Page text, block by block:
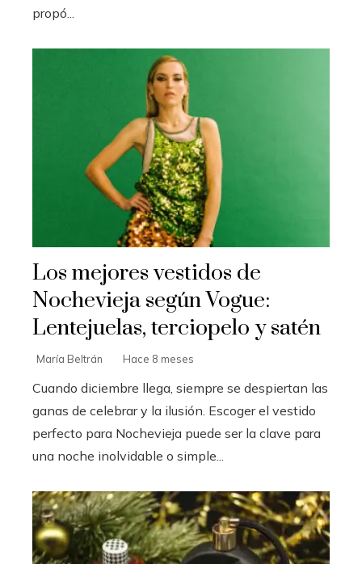
propó...
Los mejores vestidos de
Nochevieja según Vogue:
Lentejuelas, terciopelo y satén
María Beltrán Hace 8 meses
Cuando diciembre llega, siempre se despiertan las
ganas de celebrar y la ilusión. Escoger el vestido
perfecto para Nochevieja puede ser la clave para
una noche inolvidable o simple...